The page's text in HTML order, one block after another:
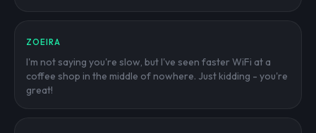
ZOEIRA
I'm not saying you're slow, but I've seen faster WiFi at a
coffee shop in the middle of nowhere. Just kidding - you're
great!